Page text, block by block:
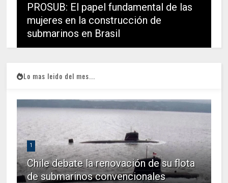
PROSUB: El papel fundamental de las
mujeres en la construcción de
submarinos en Brasil
Lo mas leido del mes...
1
Chile debate la renovación de su flota
de submarinos convencionales